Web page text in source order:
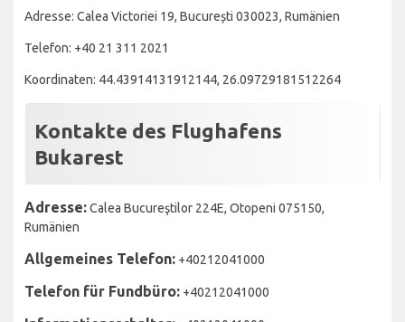
Adresse: Calea Victoriei 19, București 030023, Rumänien
Telefon: +40 21 311 2021
Koordinaten: 44.43914131912144, 26.09729181512264
Kontakte des Flughafens
Bukarest
Adresse:Calea Bucureştilor 224E, Otopeni 075150,
Rumänien
Allgemeines Telefon: +40212041000
Telefon für Fundbüro: +40212041000